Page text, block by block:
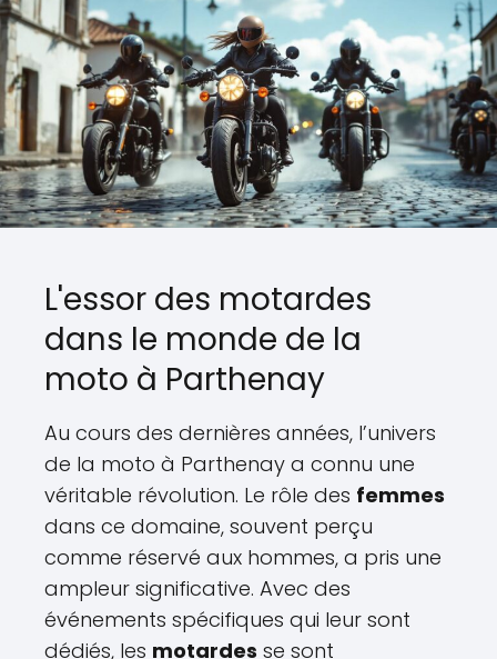
L'essor des motardes
dans le monde de la
moto à Parthenay
Au cours des dernières années, l’univers
de la moto à Parthenay a connu une
véritable révolution. Le rôle des femmes
dans ce domaine, souvent perçu
comme réservé aux hommes, a pris une
ampleur significative. Avec des
événements spécifiques qui leur sont
dédiés, les motardes se sont